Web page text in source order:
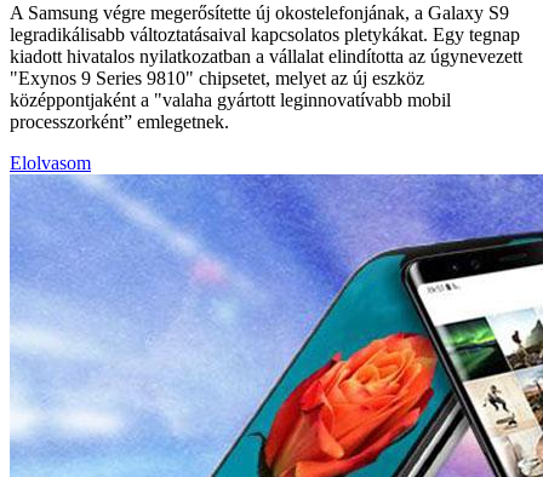
A Samsung végre megerősítette új okostelefonjának, a Galaxy S9
legradikálisabb változtatásaival kapcsolatos pletykákat. Egy tegnap
kiadott hivatalos nyilatkozatban a vállalat elindította az úgynevezett
"Exynos 9 Series 9810" chipsetet, melyet az új eszköz
középpontjaként a "valaha gyártott leginnovatívabb mobil
processzorként” emlegetnek.
Elolvasom